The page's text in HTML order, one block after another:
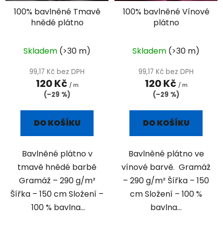
100% bavlněné Tmavě
hnědé plátno
Skladem (>30 m)
99,17 Kč bez DPH
120 Kč / m
(–29 %)
DO KOŠÍKU
Bavlněné plátno v
tmavě hnědé barbě
Gramáž – 290 g/m²
Šířka – 150 cm Složení –
100 % bavlna...
100% bavlněné Vínové
plátno
Skladem (>30 m)
99,17 Kč bez DPH
120 Kč / m
(–29 %)
DO KOŠÍKU
Bavlněné plátno ve
vínové barvě. Gramáž
– 290 g/m² Šířka – 150
cm Složení – 100 %
bavlna...